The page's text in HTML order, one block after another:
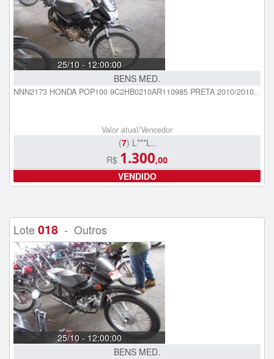
25/10 - 12:00:00
BENS MED.
NNN2173 HONDA POP100 9C2HB0210AR110985 PRETA 2010/2010..
Valor atual/Vencedor
(7) L***L..
R$ 1.300,00
VENDIDO
Lote 018 - Outros
25/10 - 12:00:00
BENS MED.